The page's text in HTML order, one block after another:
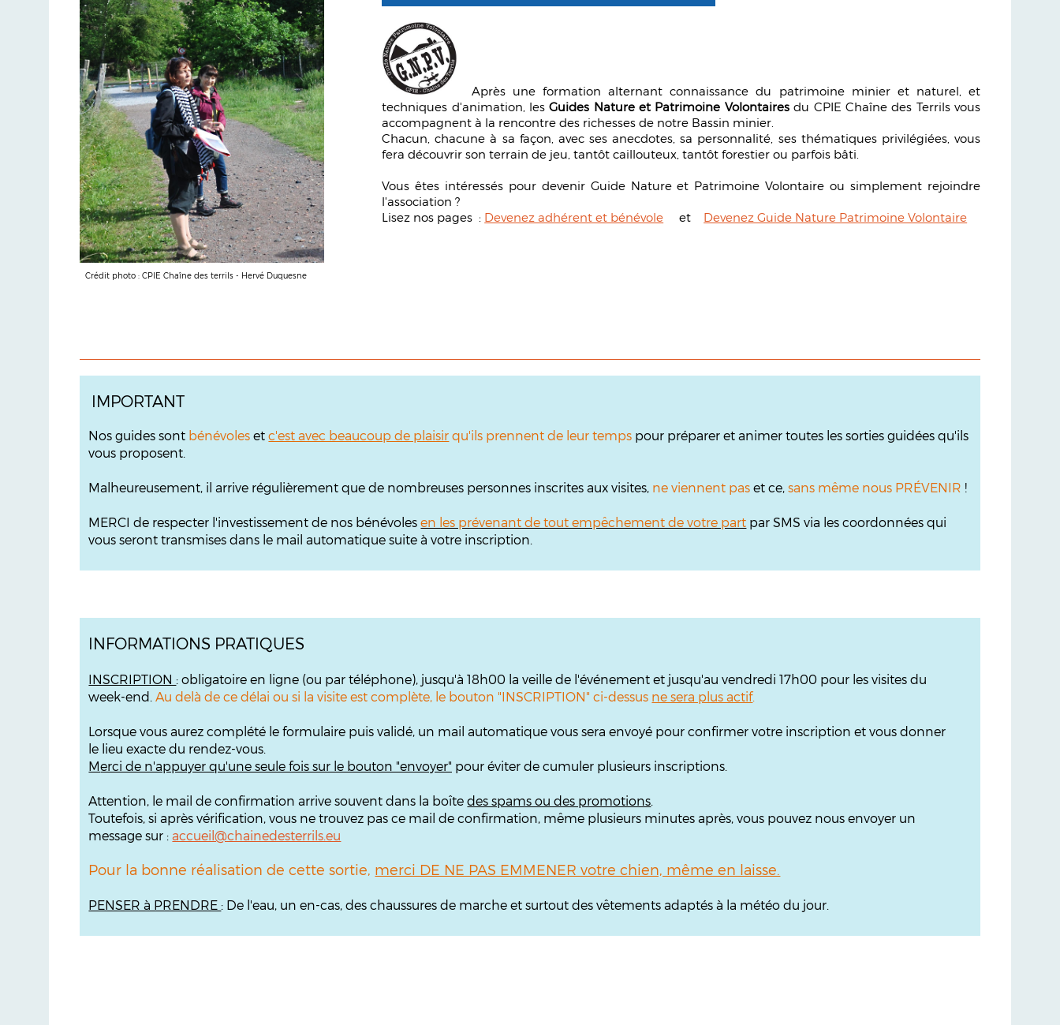
Crédit photo : CPIE Chaîne des terrils - Hervé Duquesne
Après une formation alternant connaissance du patrimoine minier et naturel, et
techniques d'animation, lesGuides Nature et Patrimoine Volontairesdu CPIE Chaîne des Terrils vous
accompagnent à la rencontre des richesses de notre Bassin minier.
Chacun, chacune à sa façon, avec ses anecdotes, sa personnalité, ses thématiques privilégiées, vous
fera découvrir son terrain de jeu, tantôt caillouteux, tantôt forestier ou parfois bâti.
Vous êtes intéressés pour devenir Guide Nature et Patrimoine Volontaire ou simplement rejoindre
l'association ?
Lisez nos pages : Devenez adhérent et bénévole et Devenez Guide Nature Patrimoine Volontaire
IMPORTANT
Nos guides sont bénévoles etc'est avec beaucoup de plaisir qu'ils prennent de leur temps pour préparer et animer toutes les sorties guidées qu'ils
vous proposent.
Malheureusement, il arrive régulièrement que de nombreuses personnes inscrites aux visites, ne viennent pas et ce,sans même nous PRÉVENIR !
MERCI de respecter l'investissement de nos bénévolesen les prévenant de tout empêchement de votre part par SMS via les coordonnées qui
vous seront transmises dans le mail automatique suite à votre inscription.
INFORMATIONS PRATIQUES
INSCRIPTION : obligatoire en ligne (ou par téléphone), jusqu'à 18h00 la veille de l'événement et jusqu'au vendredi 17h00 pour les visites du
week-end.Au delà de ce délai ou si la visite est complète, le bouton "INSCRIPTION" ci-dessus ne sera plus actif.
Lorsque vous aurez complété le formulaire puis validé, un mail automatique vous sera envoyé pour confirmer votre inscription et vous donner
le lieu exacte du rendez-vous.
Merci de n'appuyer qu'une seule fois sur le bouton "envoyer" pour éviter de cumuler plusieurs inscriptions.
Attention, le mail de confirmation arrive souvent dans la boîtedes spams ou des promotions.
Toutefois, si après vérification, vous ne trouvez pas ce mail de confirmation, même plusieurs minutes après, vous pouvez nous envoyer un
message sur :accueil@chainedesterrils.eu
Pour la bonne réalisation de cette sortie, merci DE NE PAS EMMENER votre chien, même en laisse.
PENSER à PRENDRE : De l'eau, un en-cas, des chaussures de marche et surtout des vêtements adaptés à la météo du jour.